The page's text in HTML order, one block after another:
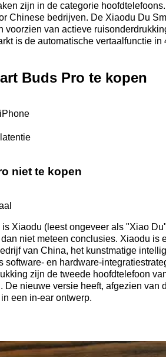
zijn in de categorie
Chinese bedrijven. De Xiaodu Du
van actieve
is de automatische vertaalfunctie in
Buds Pro te kopen
niet te kopen
Xiaodu (leest ongeveer als "Xiao
niet meteen conclusies. Xiaodu is
van China, het kunstmatige
en hardware-
zijn de tweede hoofdtelefoon
nieuwe versie heeft, afgezien van
een in-ear ontwerp.